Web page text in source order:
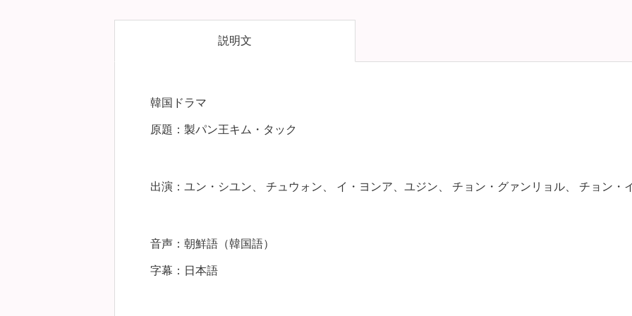
説明文
韓国ドラマ
原題：製パン王キム・タック
出演：ユン・シユン、 チュウォン、 イ・ヨンア、ユジン、 チョン・グァンリョル、 チョン・
音声：朝鮮語（韓国語）
字幕：日本語